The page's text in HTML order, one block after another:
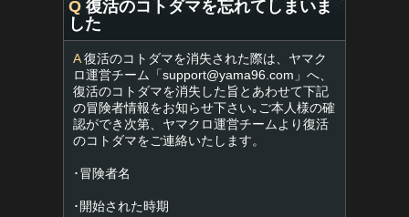
Q 復活のコトダマを忘れてしまいま
した
A復活のコトダマを消失された際は、ヤマク
ロ運営チーム「support@yama96.com 」へ、
復活のコトダマを消失した旨とあわせて下記
の冒険者情報をお知らせ下さい｡ご本人様の確
認ができ次第、ヤマクロ運営チームより復活
のコトダマをご連絡いたします。
･冒険者名
･開始された時期